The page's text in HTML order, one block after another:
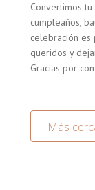
Convertimos
cumpleaños,
celebración es
queridos y
Gracias por
Más